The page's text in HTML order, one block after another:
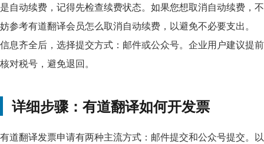
是自动续费，记得先检查续费状态。如果您想取消自动续费，不
妨参考有道翻译会员怎么取消自动续费 ，以避免不必要支出。
信息齐全后，选择提交方式：邮件或公众号。企业用户建议提前
核对税号，避免退回。
详细步骤：有道翻译如何开发票
有道翻译发票申请有两种主流方式：邮件提交和公众号提交。以